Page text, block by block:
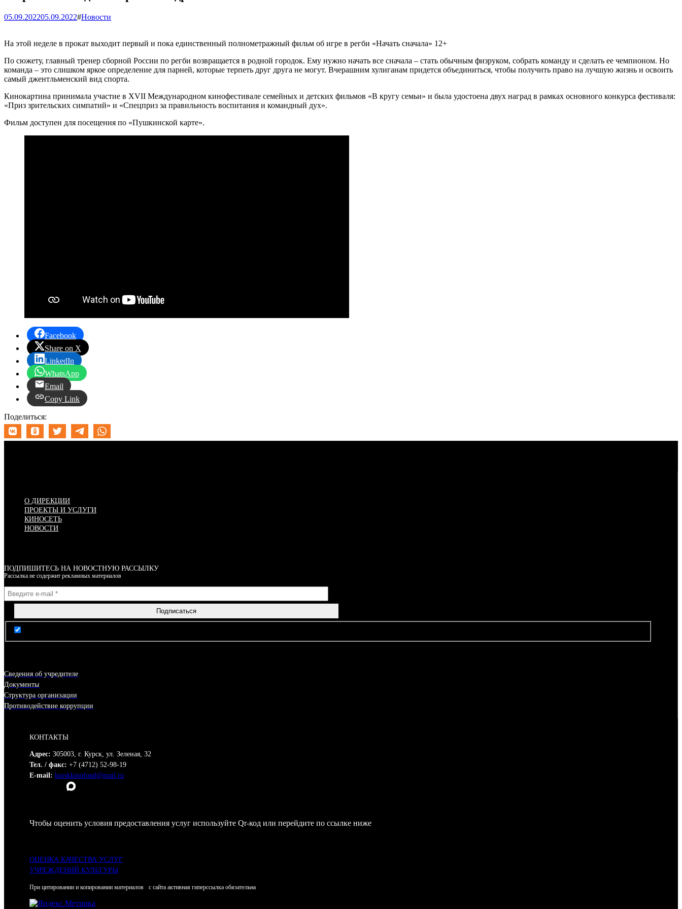
05.09.202205.09.2022#Новости
На этой неделе в прокат выходит первый и пока единственный полнометражный фильм об игре в регби «Начать сначала» 12+
По сюжету, главный тренер сборной России по регби возвращается в родной городок. Ему нужно начать все сначала – стать обычным физруком, собрать команду и сделать ее чемпионом. Но
команда – это слишком яркое определение для парней, которые терпеть друг друга не могут. Вчерашним хулиганам придется объединиться, чтобы получить право на лучшую жизнь и освоить
самый джентльменский вид спорта.
Кинокартина принимала участие в XVII Международном кинофестивале семейных и детских фильмов «В кругу семьи» и была удостоена двух наград в рамках основного конкурса фестиваля:
«Приз зрительских симпатий» и «Спецприз за правильность воспитания и командный дух».
Фильм доступен для посещения по «Пушкинской карте».
Facebook
Share on X
LinkedIn
WhatsApp
Email
Copy Link
Поделиться:
О ДИРЕКЦИИ
ПРОЕКТЫ И УСЛУГИ
КИНОСЕТЬ
НОВОСТИ
ПОДПИШИТЕСЬ НА НОВОСТНУЮ РАССЫЛКУ
Рассылка не содержит рекламных материалов
Сведения об учредителе
Документы
Структура организации
Противодействие коррупции
КОНТАКТЫ
Адрес: 305003, г. Курск, ул. Зеленая, 32
Тел. / факс: +7 (4712) 52-98-19
E-mail: kurskkinofond@mail.ru
Чтобы оценить условия предоставления услуг используйте Qr-код или перейдите по ссылке ниже
ОЦЕНКА КАЧЕСТВА УСЛУГ
УЧРЕЖДЕНИЙ КУЛЬТУРЫ
При цитировании и копировании материалов с сайта активная гиперссылка обязательна